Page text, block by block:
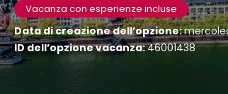
Vacanza con esperienze incluse
Data di creazione dell’opzione:
ID dell’opzione vacanza:46001438